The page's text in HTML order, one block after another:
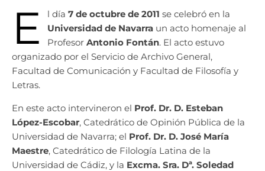
E l día 7 de octubre de 2011 se celebró en la
Universidad de Navarra un acto homenaje al
Profesor Antonio Fontán. El acto estuvo
organizado por el Servicio de Archivo General,
Facultad de Comunicación y Facultad de Filosofía y
Letras.
En este acto intervineron el Prof. Dr. D. Esteban
López-Escobar, Catedrático de Opinión Pública de la
Universidad de Navarra; el Prof. Dr. D. José María
Maestre, Catedrático de Filología Latina de la
Universidad de Cádiz, y la Excma. Sra. Dª. Soledad